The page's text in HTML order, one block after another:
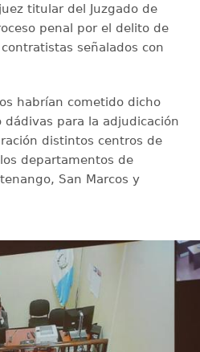
titular del Juzgado de
penal por el delito de
señalados con
habrían cometido dicho
para la adjudicación
distintos centros de
departamentos de
San Marcos y